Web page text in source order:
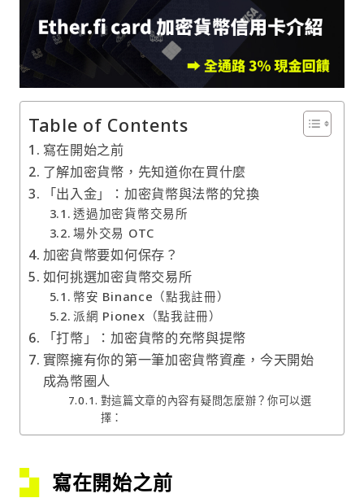
Table of Contents
寫在開始之前
了解加密貨幣，先知道你在買什麼
「出入金」：加密貨幣與法幣的兌換
透過加密貨幣交易所
場外交易 OTC
加密貨幣要如何保存？
如何挑選加密貨幣交易所
幣安 Binance（點我註冊）
派網 Pionex（點我註冊）
「打幣」：加密貨幣的充幣與提幣
實際擁有你的第一筆加密貨幣資產，今天開始
成為幣圈人
對這篇文章的內容有疑問怎麼辦？你可以選
擇：
寫在開始之前